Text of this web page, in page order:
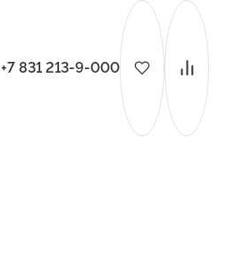
+7 831 213-9-000